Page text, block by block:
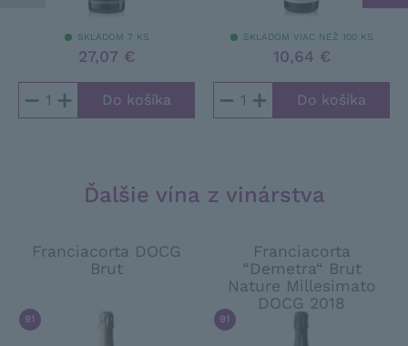
SKLADOM 7 KS
27,07 €
− +
SKLADOM VIAC NEŽ 100 KS
10,64 €
− +
Ďalšie vína z vinárstva
Franciacorta DOCG
Brut
91 ANTONIO GALLONI
Franciacorta
“Demetra“ Brut
Nature Millesimato
DOCG 2018
91